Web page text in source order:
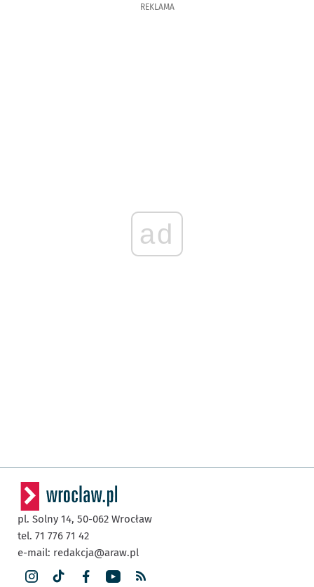
REKLAMA
ad
pl. Solny 14, 50-062 Wrocław
tel. 71 776 71 42
e-mail: redakcja@araw.pl